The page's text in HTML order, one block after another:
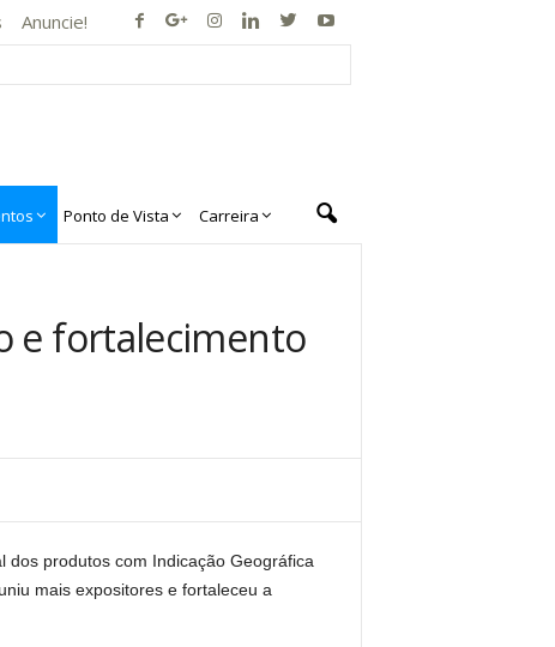
Anuncie!
Ponto de Vista Carreira
e fortalecimento
dos produtos com Indicação Geográfica
mais expositores e fortaleceu a